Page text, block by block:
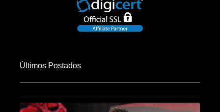
Últimos Postados